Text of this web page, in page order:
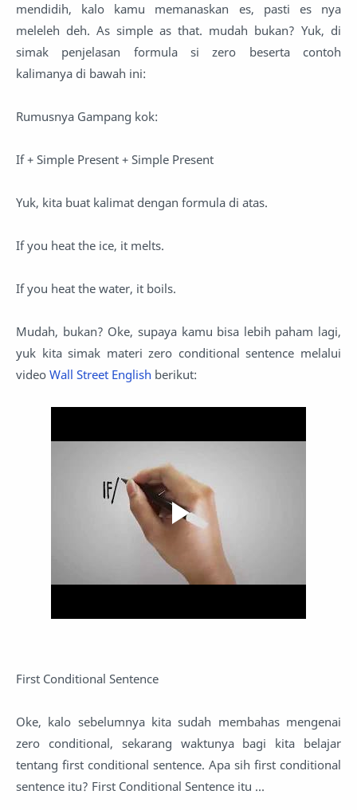
mendidih, kalo kamu memanaskan es, pasti es nya
meleleh deh. As simple as that. mudah bukan? Yuk, di
simak penjelasan formula si zero beserta contoh
kalimanya di bawah ini:
Rumusnya Gampang kok:
If + Simple Present + Simple Present
Yuk, kita buat kalimat dengan formula di atas.
If you heat the ice, it melts.
If you heat the water, it boils.
Mudah, bukan? Oke, supaya kamu bisa lebih paham lagi,
yuk kita simak materi zero conditional sentence melalui
video Wall Street English berikut:
First Conditional Sentence
Oke, kalo sebelumnya kita sudah membahas mengenai
zero conditional, sekarang waktunya bagi kita belajar
tentang first conditional sentence. Apa sih first conditional
sentence itu? First Conditional Sentence itu ...